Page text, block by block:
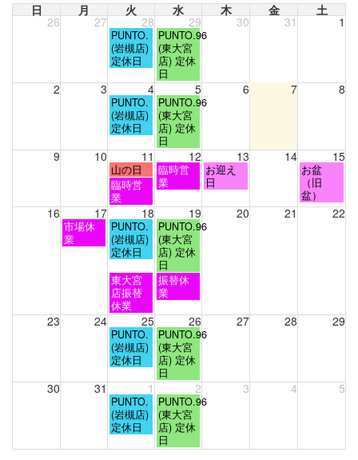
日 月 火 水 木 金 土
26 27 28 29 30 31 1
火
曜
日,
7
月
28th
2026
PUNTO.
(岩槻店)
定休日
水
曜
日,
7
月
29th
2026
PUNTO.96
(東大宮
店) 定休
日
2 3 4 5 6 7 8
火
曜
日,
8
月
4th
2026
PUNTO.
(岩槻店)
定休日
水
曜
日,
8
月
5th
2026
PUNTO.96
(東大宮
店) 定休
日
9 10 11 12 13 14 15
火
曜
日,
8
月
11th
2026
山の日
水
曜
日,
8
月
12th
2026
臨時営
業
木
曜
日,
8
月
13th
お迎え
日
土
曜
日,
8
お盆
（旧
盆）
火
曜
日,
8
月
11th
2026
臨時営
業
16 17 18 19 20 21 22
月
曜
日,
市場休
業
火
曜
日,
8
月
18th
2026
PUNTO.
(岩槻店)
定休日
水
曜
日,
8
月
19th
2026
PUNTO.96
(東大宮
店) 定休
日
火
曜
日,
8
月
18th
2026
東大宮
店振替
休業
水
曜
日,
8
月
19th
2026
振替休
業
23 24 25 26 27 28 29
火
曜
日,
8
月
25th
2026
PUNTO.
(岩槻店)
定休日
水
曜
日,
8
月
26th
2026
PUNTO.96
(東大宮
店) 定休
日
30 31 1 2 3 4 5
火
曜
日,
9
月
PUNTO.
(岩槻店)
定休日
水
曜
日,
9
月
PUNTO.96
(東大宮
店) 定休
日